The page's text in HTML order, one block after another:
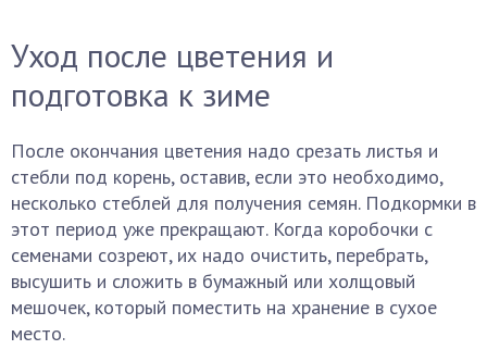
Уход после цветения и
подготовка к зиме
После окончания цветения надо срезать листья и
стебли под корень, оставив, если это необходимо,
несколько стеблей для получения семян. Подкормки в
этот период уже прекращают. Когда коробочки с
семенами созреют, их надо очистить, перебрать,
высушить и сложить в бумажный или холщовый
мешочек, который поместить на хранение в сухое
место.